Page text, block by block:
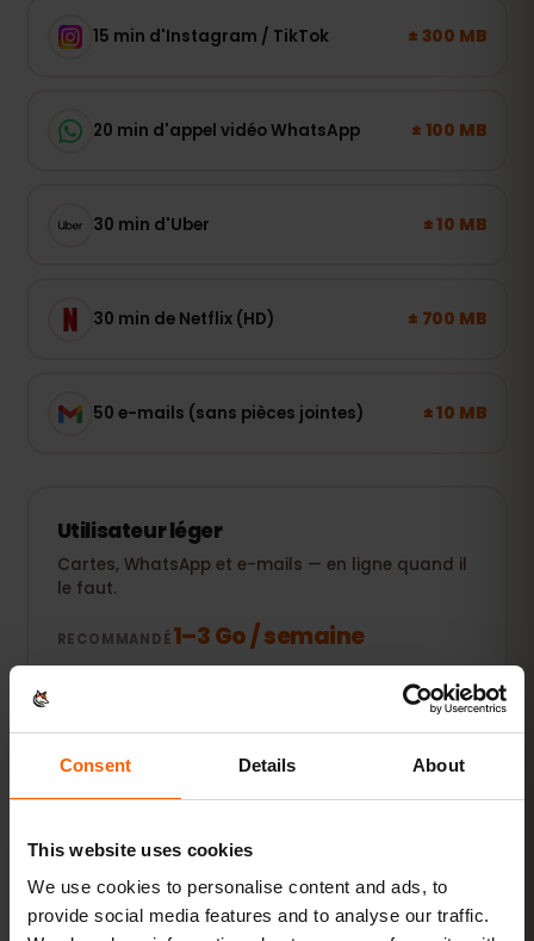
Consent Details About
This website uses cookies
We use cookies to personalise content and ads, to
provide social media features and to analyse our traffic.
15 min d'Instagram / TikTok ± 300 MB
20 min d'appel vidéo WhatsApp ± 100 MB
30 min d'Uber ± 10 MB
30 min de Netflix (HD) ± 700 MB
50 e-mails (sans pièces jointes) ± 10 MB
Utilisateur léger
Cartes, WhatsApp et e-mails — en ligne quand il
le faut.
RECOMMANDÉ1–3 Go / semaine
POPULAIRE
Utilisateur quotidien
Plus réseaux sociaux, musique en streaming et
partage de photos.
RECOMMANDÉ5–10 Go / mois